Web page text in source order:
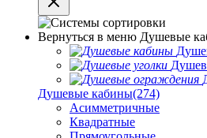
Вернуться в меню Душевые
Душевые кабины(274)
Асимметричные
Квадратные